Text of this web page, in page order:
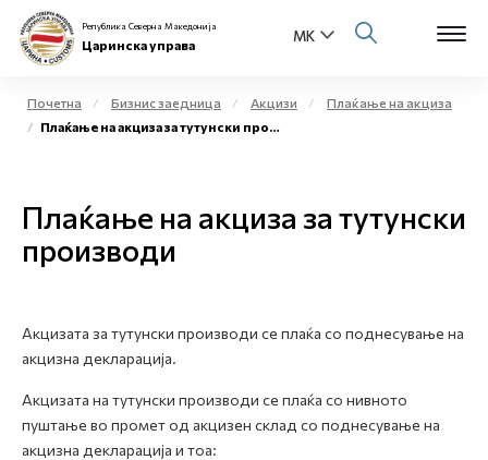
Физички лица
Бизнис заедница
Контакт
Република Северна Македонија
Царинска управа
Почетна Бизнис заедница Акцизи
Плаќање на акциза
Плаќање на акциза за тутунски производи
Плаќање на акциза за тутунски
производи
Акцизата за тутунски производи се плаќа со поднесување на
акцизна декларација.
Акцизата на тутунски производи се плаќа со нивното
пуштање во промет од акцизен склад со поднесување на
акцизна декларација и тоа: